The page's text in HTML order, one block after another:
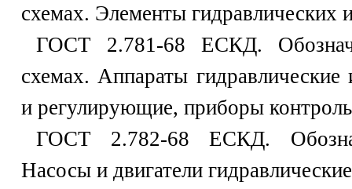
схемах. Элементы гидравлических
ГОСТ 2.781-68 ЕСКД.
схемах. Аппараты
и регулирующие, приборы
ГОСТ 2.782-68 ЕСКД.
Насосы и двигатели